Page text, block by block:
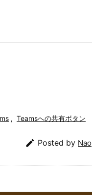
, Teamsへの共有ボタン
 Posted by Nao